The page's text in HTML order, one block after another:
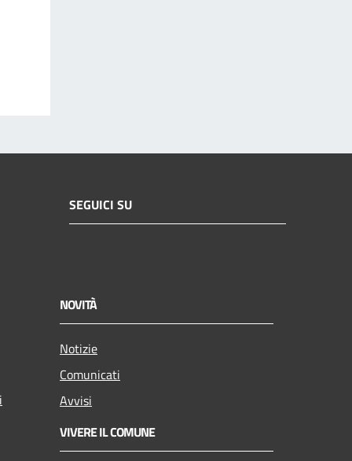
SEGUICI SU
NOVITÀ
Notizie
Comunicati
Avvisi
VIVERE IL COMUNE